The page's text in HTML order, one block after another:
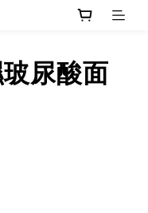
玻尿酸面